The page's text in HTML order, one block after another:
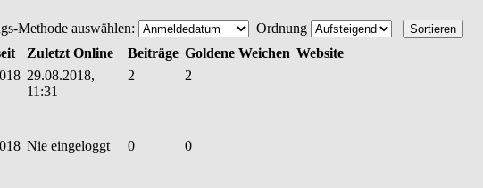
Methode auswählen:
Ordnung
Zuletzt Online Beiträge Goldene Weichen Website
29.08.2018,
11:31
2 2
Nie eingeloggt 0 0